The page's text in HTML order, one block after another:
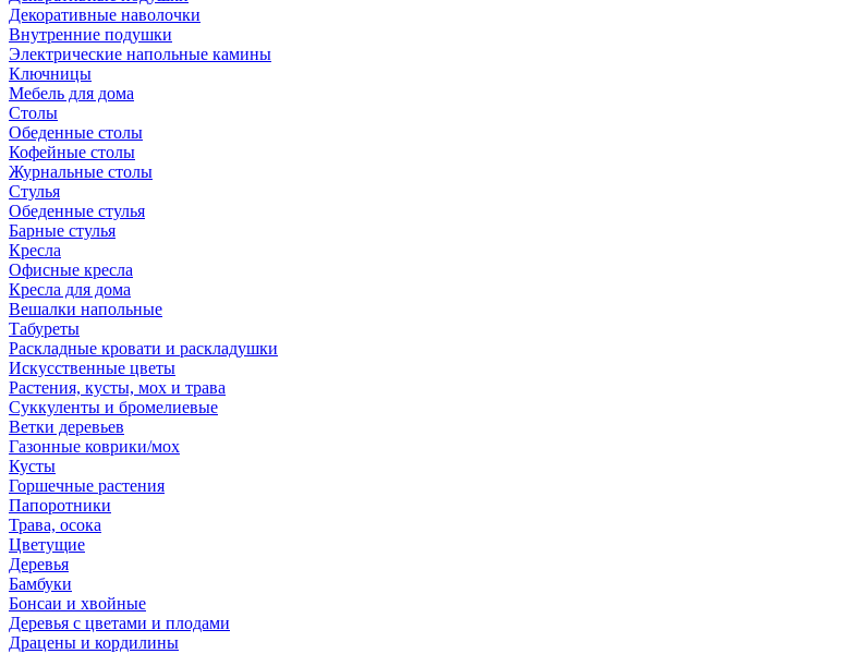
Декоративные наволочки
Внутренние подушки
Электрические напольные камины
Ключницы
Мебель для дома
Столы
Обеденные столы
Кофейные столы
Журнальные столы
Стулья
Обеденные стулья
Барные стулья
Кресла
Офисные кресла
Кресла для дома
Вешалки напольные
Табуреты
Раскладные кровати и раскладушки
Искусственные цветы
Растения, кусты, мох и трава
Суккуленты и бромелиевые
Ветки деревьев
Газонные коврики/мох
Кусты
Горшечные растения
Папоротники
Трава, осока
Цветущие
Деревья
Бамбуки
Бонсаи и хвойные
Деревья с цветами и плодами
Драцены и кордилины